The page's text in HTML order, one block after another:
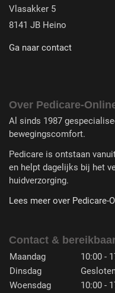
Vlasakker 5
8141 JB Heino
Ga naar contact
Over Pedicare-
Al sinds 1987
bewegingscomfort.
Pedicare is ontstaan
en helpt dagelijks bij het
huidverzorging.
Lees meer over Pedicare-
Contact &
Maandag
10:00 -
Dinsdag
Woensdag
10:00 -